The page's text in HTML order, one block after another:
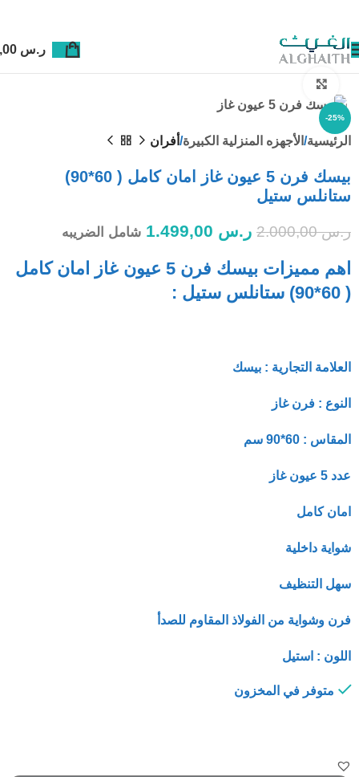
ر.س
-25%
الرئيسية الأجهزه المنزلية الكبيرة أفران
بيسك فرن 5 عيون غاز امان كامل ( 60*90)
ستانلس ستيل
ر.س2.000,00 ر.س شامل الضريبه
اهم مميزات بيسك فرن 5 عيون غاز امان كامل
( 60*90) ستانلس ستيل :
العلامة التجارية : بيسك
النوع : فرن غاز
المقاس : 60*90 سم
عدد 5 عيون غاز
امان كامل
شواية داخلية
سهل التنظيف
فرن وشواية من الفولاذ المقاوم للصدأ
اللون : استيل
متوفر في المخزون